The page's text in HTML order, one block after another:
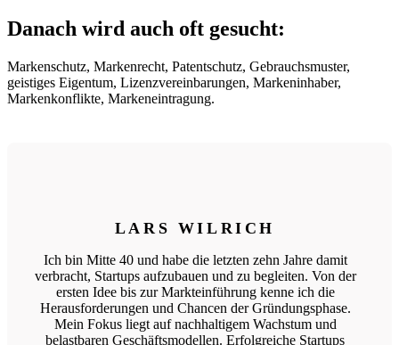
Danach wird auch oft gesucht:
Markenschutz, Markenrecht, Patentschutz, Gebrauchsmuster,
geistiges Eigentum, Lizenzvereinbarungen, Markeninhaber,
Markenkonflikte, Markeneintragung.
LARS WILRICH
Ich bin Mitte 40 und habe die letzten zehn Jahre damit
verbracht, Startups aufzubauen und zu begleiten. Von der
ersten Idee bis zur Markteinführung kenne ich die
Herausforderungen und Chancen der Gründungsphase.
Mein Fokus liegt auf nachhaltigem Wachstum und
belastbaren Geschäftsmodellen. Erfolgreiche Startups